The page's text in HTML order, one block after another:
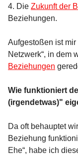
4. Die Zukunft der
Beziehungen.
Aufgestoßen ist
Netzwerk“, in dem
Beziehungen
Wie funktioniert
(irgendetwas)"
Da oft behauptet
Beziehung
Ehe“, habe ich